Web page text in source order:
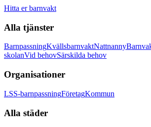
Hitta er barnvakt
Alla tjänster
BarnpassningKvällsbarnvaktNattnanny
skolanVid behovSärskilda behov
Organisationer
LSS-barnpassningFöretagKommun
Alla städer